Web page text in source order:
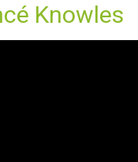
Knowles